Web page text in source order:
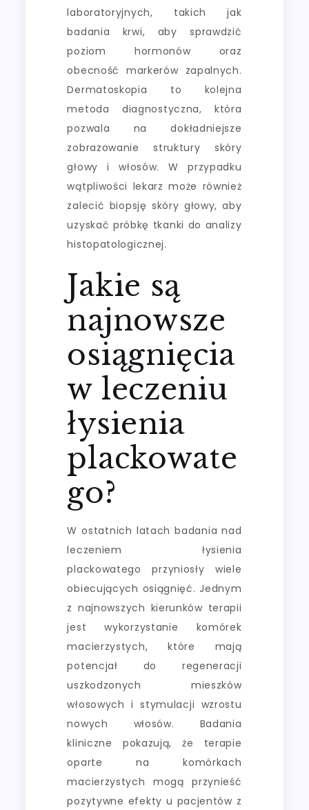
laboratoryjnych, takich jak
badania krwi, aby sprawdzić
poziom hormonów oraz
obecność markerów zapalnych.
Dermatoskopia to kolejna
metoda diagnostyczna, która
pozwala na dokładniejsze
zobrazowanie struktury skóry
głowy i włosów. W przypadku
wątpliwości lekarz może również
zalecić biopsję skóry głowy, aby
uzyskać próbkę tkanki do analizy
histopatologicznej.
Jakie są
najnowsze
osiągnięcia
w leczeniu
łysienia
plackowate
go?
W ostatnich latach badania nad
leczeniem łysienia
plackowatego przyniosły wiele
obiecujących osiągnięć. Jednym
z najnowszych kierunków terapii
jest wykorzystanie komórek
macierzystych, które mają
potencjał do regeneracji
uszkodzonych mieszków
włosowych i stymulacji wzrostu
nowych włosów. Badania
kliniczne pokazują, że terapie
oparte na komórkach
macierzystych mogą przynieść
pozytywne efekty u pacjentów z